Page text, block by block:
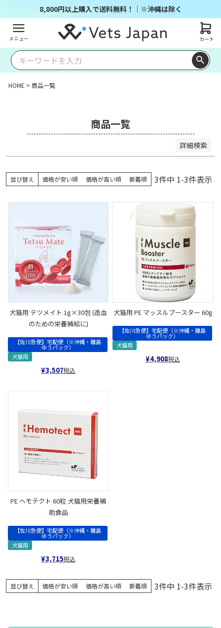
8,800円以上購入で送料無料！｜※沖縄は除く
メニュー カート
HOME 商品一覧
商品一覧
詳細検索
商品番号/JANコード
並び順
新着
順
登録
順
が安
が高
度順
ュー
キー
ワー
ドヒ
並び替え 価格が安い順 価格が高い順 新着順 3件中 1-3件表示
犬猫用 テツメイト 1g×30包 (造血
のための栄養補給に)
【佐川急便】宅配便（※沖縄・離島
ゆうパック）
犬猫用
¥3,507税込
犬猫用 PE マッスルブースター 60g
【佐川急便】宅配便（※沖縄・離島
ゆうパック）
犬猫用
¥4,908税込
PE ヘモテクト 60粒 犬猫用栄養補
助食品
【佐川急便】宅配便（※沖縄・離島
ゆうパック）
犬猫用
¥3,715税込
並び替え 価格が安い順 価格が高い順 新着順 3件中 1-3件表示